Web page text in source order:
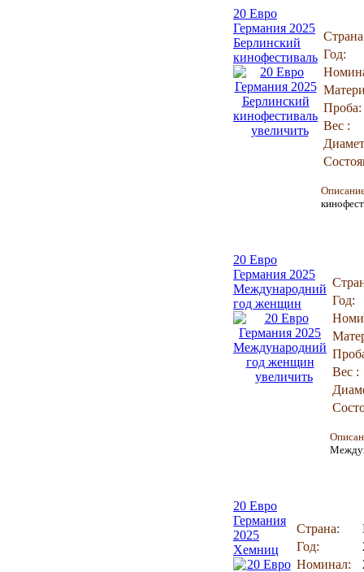
20 Евро
Германия 2025
Берлинский
кинофестиваль
увеличить
Год:
Проба:
Вес :
20 Евро
Германия 2025
Международний
год женщин
увеличить
Год:
Вес :
20 Евро
Германия
2025
Хемниц
Страна:
Год:
Номинал: